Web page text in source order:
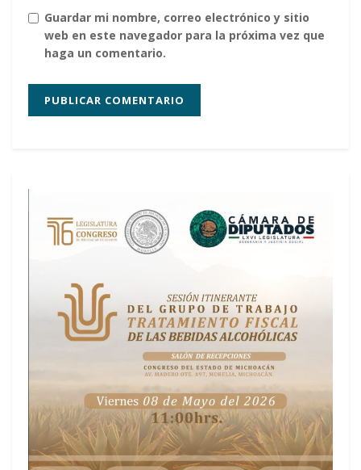
Guardar mi nombre, correo electrónico y sitio
web en este navegador para la próxima vez que
haga un comentario.